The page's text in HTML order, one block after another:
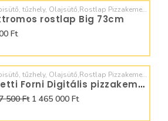
Kombisütő, tűzhely, Olajsütő,Rostlap Pizzakemence, Dagasztó,
rostlap Big 73cm
Ft
Kombisütő, tűzhely, Olajsütő,Rostlap Pizzakemence, Dagasztó,
Moretti Forni Digitális pizzakemence 4+4x36
500 Ft1 465 000 Ft